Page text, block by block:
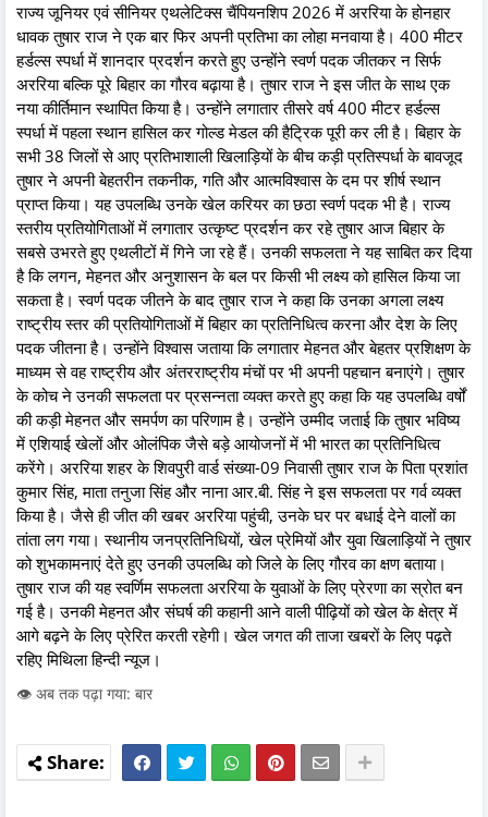
राज्य जूनियर एवं सीनियर एथलेटिक्स चैंपियनशिप 2026 में अररिया के होनहार
धावक तुषार राज ने एक बार फिर अपनी प्रतिभा का लोहा मनवाया है। 400 मीटर
हर्डल्स स्पर्धा में शानदार प्रदर्शन करते हुए उन्होंने स्वर्ण पदक जीतकर न सिर्फ
अररिया बल्कि पूरे बिहार का गौरव बढ़ाया है। तुषार राज ने इस जीत के साथ एक
नया कीर्तिमान स्थापित किया है। उन्होंने लगातार तीसरे वर्ष 400 मीटर हर्डल्स
स्पर्धा में पहला स्थान हासिल कर गोल्ड मेडल की हैट्रिक पूरी कर ली है। बिहार के
सभी 38 जिलों से आए प्रतिभाशाली खिलाड़ियों के बीच कड़ी प्रतिस्पर्धा के बावजूद
तुषार ने अपनी बेहतरीन तकनीक, गति और आत्मविश्वास के दम पर शीर्ष स्थान
प्राप्त किया। यह उपलब्धि उनके खेल करियर का छठा स्वर्ण पदक भी है। राज्य
स्तरीय प्रतियोगिताओं में लगातार उत्कृष्ट प्रदर्शन कर रहे तुषार आज बिहार के
सबसे उभरते हुए एथलीटों में गिने जा रहे हैं। उनकी सफलता ने यह साबित कर दिया
है कि लगन, मेहनत और अनुशासन के बल पर किसी भी लक्ष्य को हासिल किया जा
सकता है। स्वर्ण पदक जीतने के बाद तुषार राज ने कहा कि उनका अगला लक्ष्य
राष्ट्रीय स्तर की प्रतियोगिताओं में बिहार का प्रतिनिधित्व करना और देश के लिए
पदक जीतना है। उन्होंने विश्वास जताया कि लगातार मेहनत और बेहतर प्रशिक्षण के
माध्यम से वह राष्ट्रीय और अंतरराष्ट्रीय मंचों पर भी अपनी पहचान बनाएंगे। तुषार
के कोच ने उनकी सफलता पर प्रसन्नता व्यक्त करते हुए कहा कि यह उपलब्धि वर्षों
की कड़ी मेहनत और समर्पण का परिणाम है। उन्होंने उम्मीद जताई कि तुषार भविष्य
में एशियाई खेलों और ओलंपिक जैसे बड़े आयोजनों में भी भारत का प्रतिनिधित्व
करेंगे। अररिया शहर के शिवपुरी वार्ड संख्या-09 निवासी तुषार राज के पिता प्रशांत
कुमार सिंह, माता तनुजा सिंह और नाना आर.बी. सिंह ने इस सफलता पर गर्व व्यक्त
किया है। जैसे ही जीत की खबर अररिया पहुंची, उनके घर पर बधाई देने वालों का
तांता लग गया। स्थानीय जनप्रतिनिधियों, खेल प्रेमियों और युवा खिलाड़ियों ने तुषार
को शुभकामनाएं देते हुए उनकी उपलब्धि को जिले के लिए गौरव का क्षण बताया।
तुषार राज की यह स्वर्णिम सफलता अररिया के युवाओं के लिए प्रेरणा का स्रोत बन
गई है। उनकी मेहनत और संघर्ष की कहानी आने वाली पीढ़ियों को खेल के क्षेत्र में
आगे बढ़ने के लिए प्रेरित करती रहेगी। खेल जगत की ताजा खबरों के लिए पढ़ते
रहिए मिथिला हिन्दी न्यूज।
👁️ अब तक पढ़ा गया: बार